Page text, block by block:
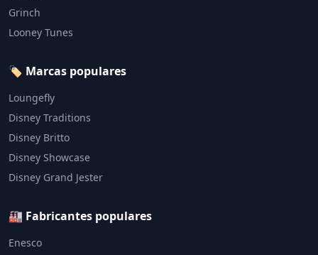
Grinch
Looney Tunes
🏷️ Marcas populares
Loungefly
Disney Traditions
Disney Britto
Disney Showcase
Disney Grand Jester
🏭 Fabricantes populares
Enesco